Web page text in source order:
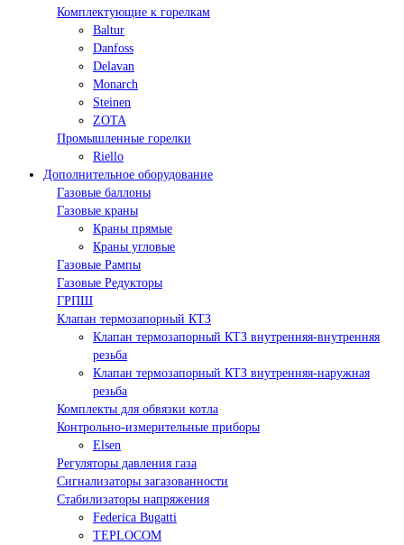
Комплектующие к горелкам
Baltur
Danfoss
Delavan
Monarch
Steinen
ZOTA
Промышленные горелки
Riello
Дополнительное оборудование
Газовые баллоны
Газовые краны
Краны прямые
Краны угловые
Газовые Рампы
Газовые Редукторы
ГРПШ
Клапан термозапорный КТЗ
Клапан термозапорный КТЗ внутренняя-внутренняя
резьба
Клапан термозапорный КТЗ внутренняя-наружная
резьба
Комплекты для обвязки котла
Контрольно-измерительные приборы
Elsen
Регуляторы давления газа
Сигнализаторы загазованности
Стабилизаторы напряжения
Federica Bugatti
TEPLOCOM